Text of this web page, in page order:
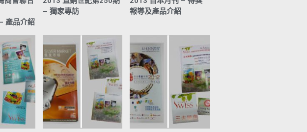
產品介紹
– 獨家專訪
報導及產品介紹